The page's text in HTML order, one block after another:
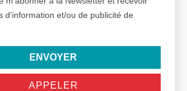
d'information et/ou de publicité de
ENVOYER
APPELER